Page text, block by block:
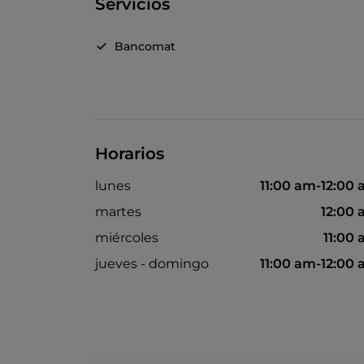
Servicios
Bancomat
Horarios
lunes
11:00 am-12:00
martes
12:00
miércoles
11:00
jueves - domingo
11:00 am-12:00